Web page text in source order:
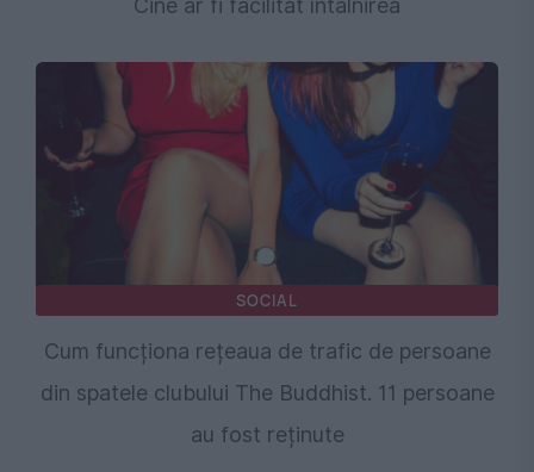
Cine ar fi facilitat întâlnirea
SOCIAL
Cum funcționa rețeaua de trafic de persoane
din spatele clubului The Buddhist. 11 persoane
au fost reținute